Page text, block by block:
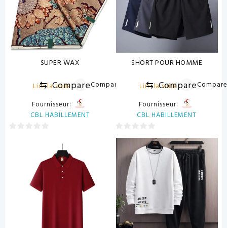
SUPER WAX
Lire la suite
⇆ CompareCompare
Fournisseur:
CBL HABILLEMENT
SHORT POUR HOMME
Lire la suite
⇆ Compare
Fournisseur:
CBL HABILLEMENT
0